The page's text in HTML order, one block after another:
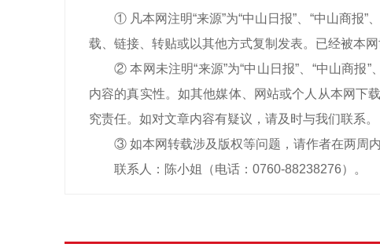
① 凡本网注明“来源”为“中山日报”、“中山商报
载、链接、转贴或以其他方式复制发表。已经被本
② 本网未注明“来源”为“中山日报”、“中山商报
内容的真实性。如其他媒体、网站或个人从本网下
究责任。如对文章内容有疑议，请及时与我们联系。
③ 如本网转载涉及版权等问题，请作者在两周
联系人：陈小姐（电话：0760-88238276）。